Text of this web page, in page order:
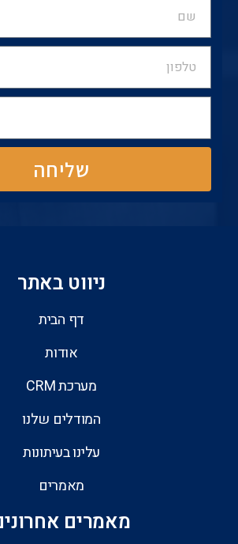
שליחה
ניווט באתר
דף הבית
אודות
מערכת CRM
המודלים שלנו
עלינו בעיתונות
מאמרים
מאמרים